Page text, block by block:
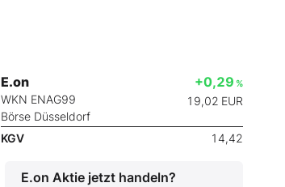
E.on
WKN ENAG99
Börse Düsseldorf
+0,29 %
19,02 EUR
KGV 14,42
E.on Aktie jetzt handeln?